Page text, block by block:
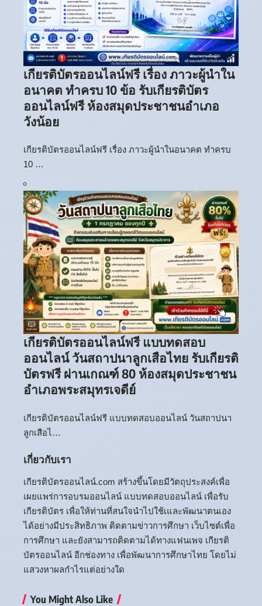
เกียรติบัตรออนไลน์ฟรี เรื่อง ภาวะผู้นำใน
อนาคต ทำครบ 10 ข้อ รับเกียรติบัตร
ออนไลน์ฟรี ห้องสมุดประชาชนอำเภอ
วังน้อย
เกียรติบัตรออนไลน์ฟรี เรื่อง ภาวะผู้นำในอนาคต ทำครบ
10 …
เกียรติบัตรออนไลน์ฟรี แบบทดสอบ
ออนไลน์ วันสถาปนาลูกเสือไทย รับเกียรติ
บัตรฟรี ผ่านเกณฑ์ 80 ห้องสมุดประชาชน
อำเภอพระสมุทรเจดีย์
เกียรติบัตรออนไลน์ฟรี แบบทดสอบออนไลน์ วันสถาปนา
ลูกเสือไ…
เกี่ยวกับเรา
เกียรติบัตรออนไลน์.com สร้างขึ้นโดยมีวัตถุประสงค์เพื่อ
เผยแพร่การอบรมออนไลน์ แบบทดสอบออนไลน์ เพื่อรับ
เกียรติบัตร เพื่อให้ท่านที่สนใจนำไปใช้เและพัฒนาตนเอง
ได้อย่างมีประสิทธิภาพ ติดตามข่าวการศึกษา เว็บไซต์เพื่อ
การศึกษา และยังสามารถติดตามได้ทางแฟนเพจ เกียรติ
บัตรออนไลน์ อีกช่องทาง เพื่อพัฒนาการศึกษาไทย โดยไม่
แสวงหาผลกำไรแต่อย่างใด
You Might Also Like